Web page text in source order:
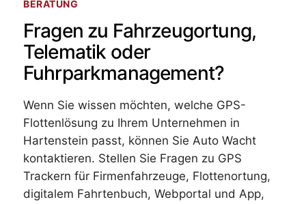
BERATUNG
Fragen zu Fahrzeugortung,
Telematik oder
Fuhrparkmanagement?
Wenn Sie wissen möchten, welche GPS-
Flottenlösung zu Ihrem Unternehmen in
Hartenstein passt, können Sie Auto Wacht
kontaktieren. Stellen Sie Fragen zu GPS
Trackern für Firmenfahrzeuge, Flottenortung,
digitalem Fahrtenbuch, Webportal und App,